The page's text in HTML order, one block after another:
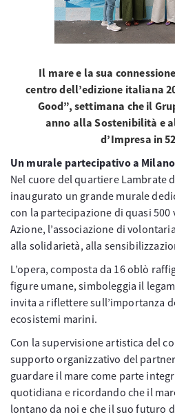
Il mare e la sua
centro dell’edizione italiana
Good”, settimana che il
anno alla Sostenibilità e
d’Impresa in
Un murale partecipativo a Milano
Nel cuore del quartiere Lambrate
inaugurato un grande murale
con la partecipazione di quasi 500
Azione, l’associazione di
alla solidarietà, alla
L’opera, composta da 16 oblò
figure umane, simboleggia il
invita a riflettere sull’importanza
ecosistemi marini.
Con la supervisione artistica del
supporto organizzativo del
guardare il mare come parte
quotidiana e ricordando che il
lontano da noi e che il suo futuro